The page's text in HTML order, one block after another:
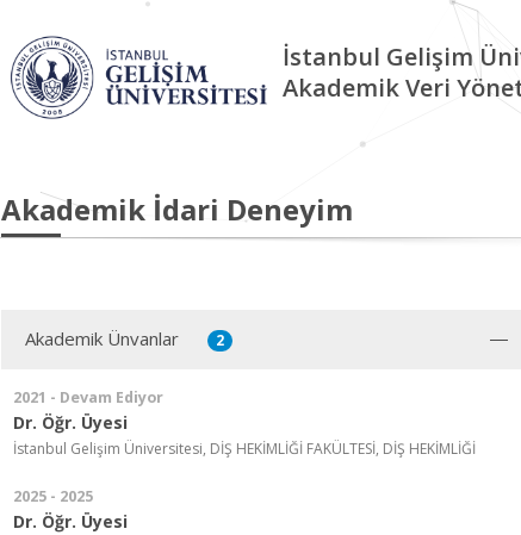
İstanbul Gelişim
Akademik Veri
Akademik İdari Deneyim
Akademik Ünvanlar 2
2021 - Devam Ediyor
Dr. Öğr. Üyesi
İstanbul Gelişim Üniversitesi, DİŞ HEKİMLİĞİ FAKÜLTESİ, DİŞ HEKİMLİĞİ
2025 - 2025
Dr. Öğr. Üyesi